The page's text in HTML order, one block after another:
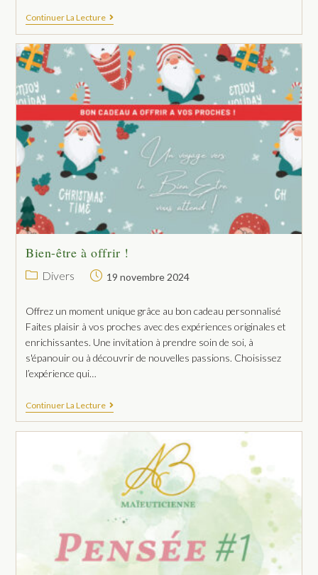
Continuer La Lecture
Bien-être à offrir !
Divers 19 novembre 2024
Offrez un moment unique grâce au bon cadeau personnalisé
Faites plaisir à vos proches avec des expériences originales et
enrichissantes. Une invitation à prendre soin de soi, à
s'épanouir ou à découvrir de nouvelles passions. Choisissez
l’expérience qui…
Continuer La Lecture